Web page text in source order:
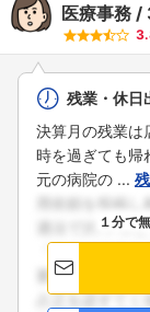
医療事務
残業・休日
決算月の残業は
時を過ぎても帰
元の病院の ...
１分で